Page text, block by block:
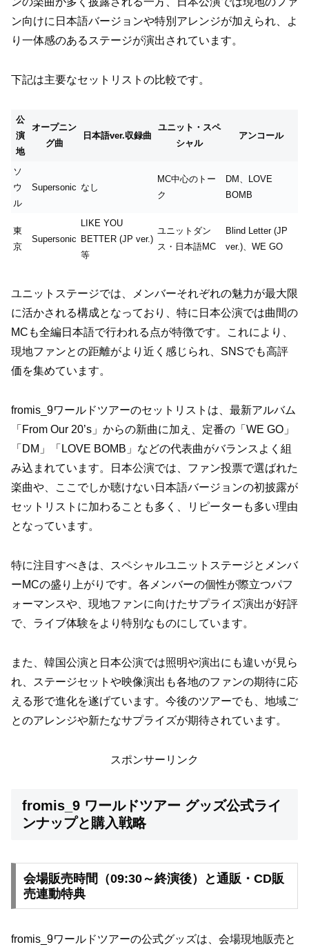
ン向けに日本語バージョンや特別アレンジが加えられ、よ
り一体感のあるステージが演出されています。
下記は主要なセットリストの比較です。
公
演
地
オープニン
グ曲
日本語ver.収録曲
ユニット・スペ
シャル
アンコール
ソ
ウ
ル
Supersonic なし
MC中心のトー
ク
DM、LOVE
BOMB
東
京
Supersonic
LIKE YOU
BETTER (JP ver.)
等
ユニットダン
ス・日本語MC
Blind Letter (JP
ver.)、WE GO
ユニットステージでは、メンバーそれぞれの魅力が最大限
に活かされる構成となっており、特に日本公演では曲間の
MCも全編日本語で行われる点が特徴です。これにより、
現地ファンとの距離がより近く感じられ、SNSでも高評
価を集めています。
fromis_9ワールドツアーのセットリストは、最新アルバム
「From Our 20’s」からの新曲に加え、定番の「WE GO」
「DM」「LOVE BOMB」などの代表曲がバランスよく組
み込まれています。日本公演では、ファン投票で選ばれた
楽曲や、ここでしか聴けない日本語バージョンの初披露が
セットリストに加わることも多く、リピーターも多い理由
となっています。
特に注目すべきは、スペシャルユニットステージとメンバ
ーMCの盛り上がりです。各メンバーの個性が際立つパフ
ォーマンスや、現地ファンに向けたサプライズ演出が好評
で、ライブ体験をより特別なものにしています。
また、韓国公演と日本公演では照明や演出にも違いが見ら
れ、ステージセットや映像演出も各地のファンの期待に応
える形で進化を遂げています。今後のツアーでも、地域ご
とのアレンジや新たなサプライズが期待されています。
スポンサーリンク
fromis_9 ワールドツアー グッズ公式ライ
ンナップと購入戦略
会場販売時間（09:30～終演後）と通販・CD販
売連動特典
fromis_9ワールドツアーの公式グッズは、会場現地販売と